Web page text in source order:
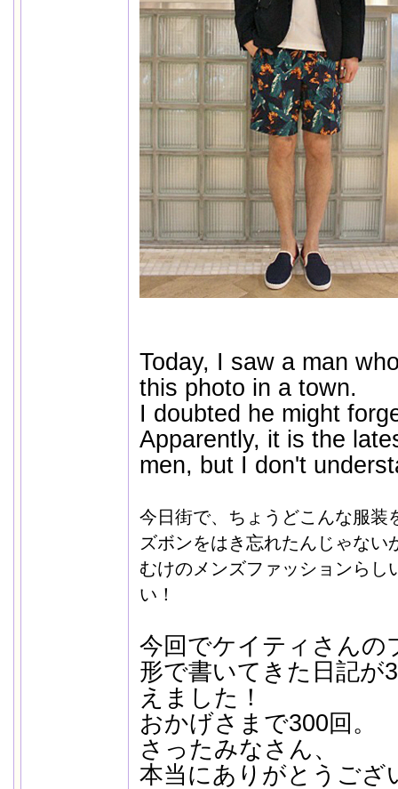
Today, I saw a man
this photo in a town.
I doubted he might
Apparently, it is the
men, but I don't
今日街で、ちょうどこんな服装
ズボンをはき忘れたんじゃな
むけのメンズファッションら
い！
今回でケイティさんの
形で書いてきた日記
えました！
おかげさまで300回。
さったみなさん、
本当にありがとうござ